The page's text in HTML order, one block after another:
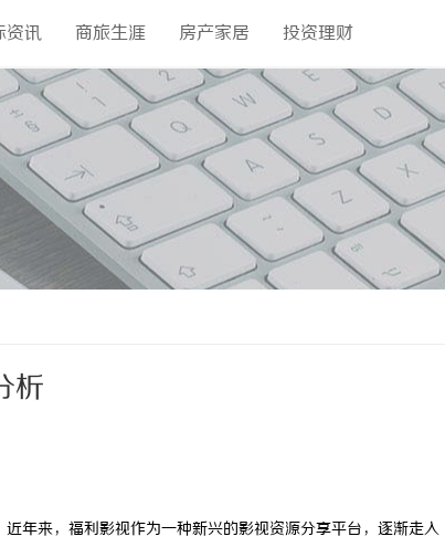
资讯 商旅生涯 房产家居 投资理财
析
年来，福利影视作为一种新兴的影视资源分享平台，逐渐走入